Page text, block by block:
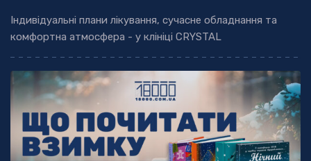
Індивідуальні плани лікування, сучасне обладнання та
комфортна атмосфера - у клініці CRYSTAL